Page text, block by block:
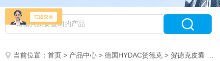
当前位置：首页 > 产品中心 >德国HYDAC贺德克 >贺德克皮囊